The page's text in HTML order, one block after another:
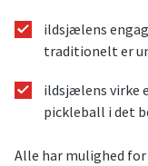
ildsjælens
traditionelt er
ildsjælens virke
pickleball i det
Alle har mulighed